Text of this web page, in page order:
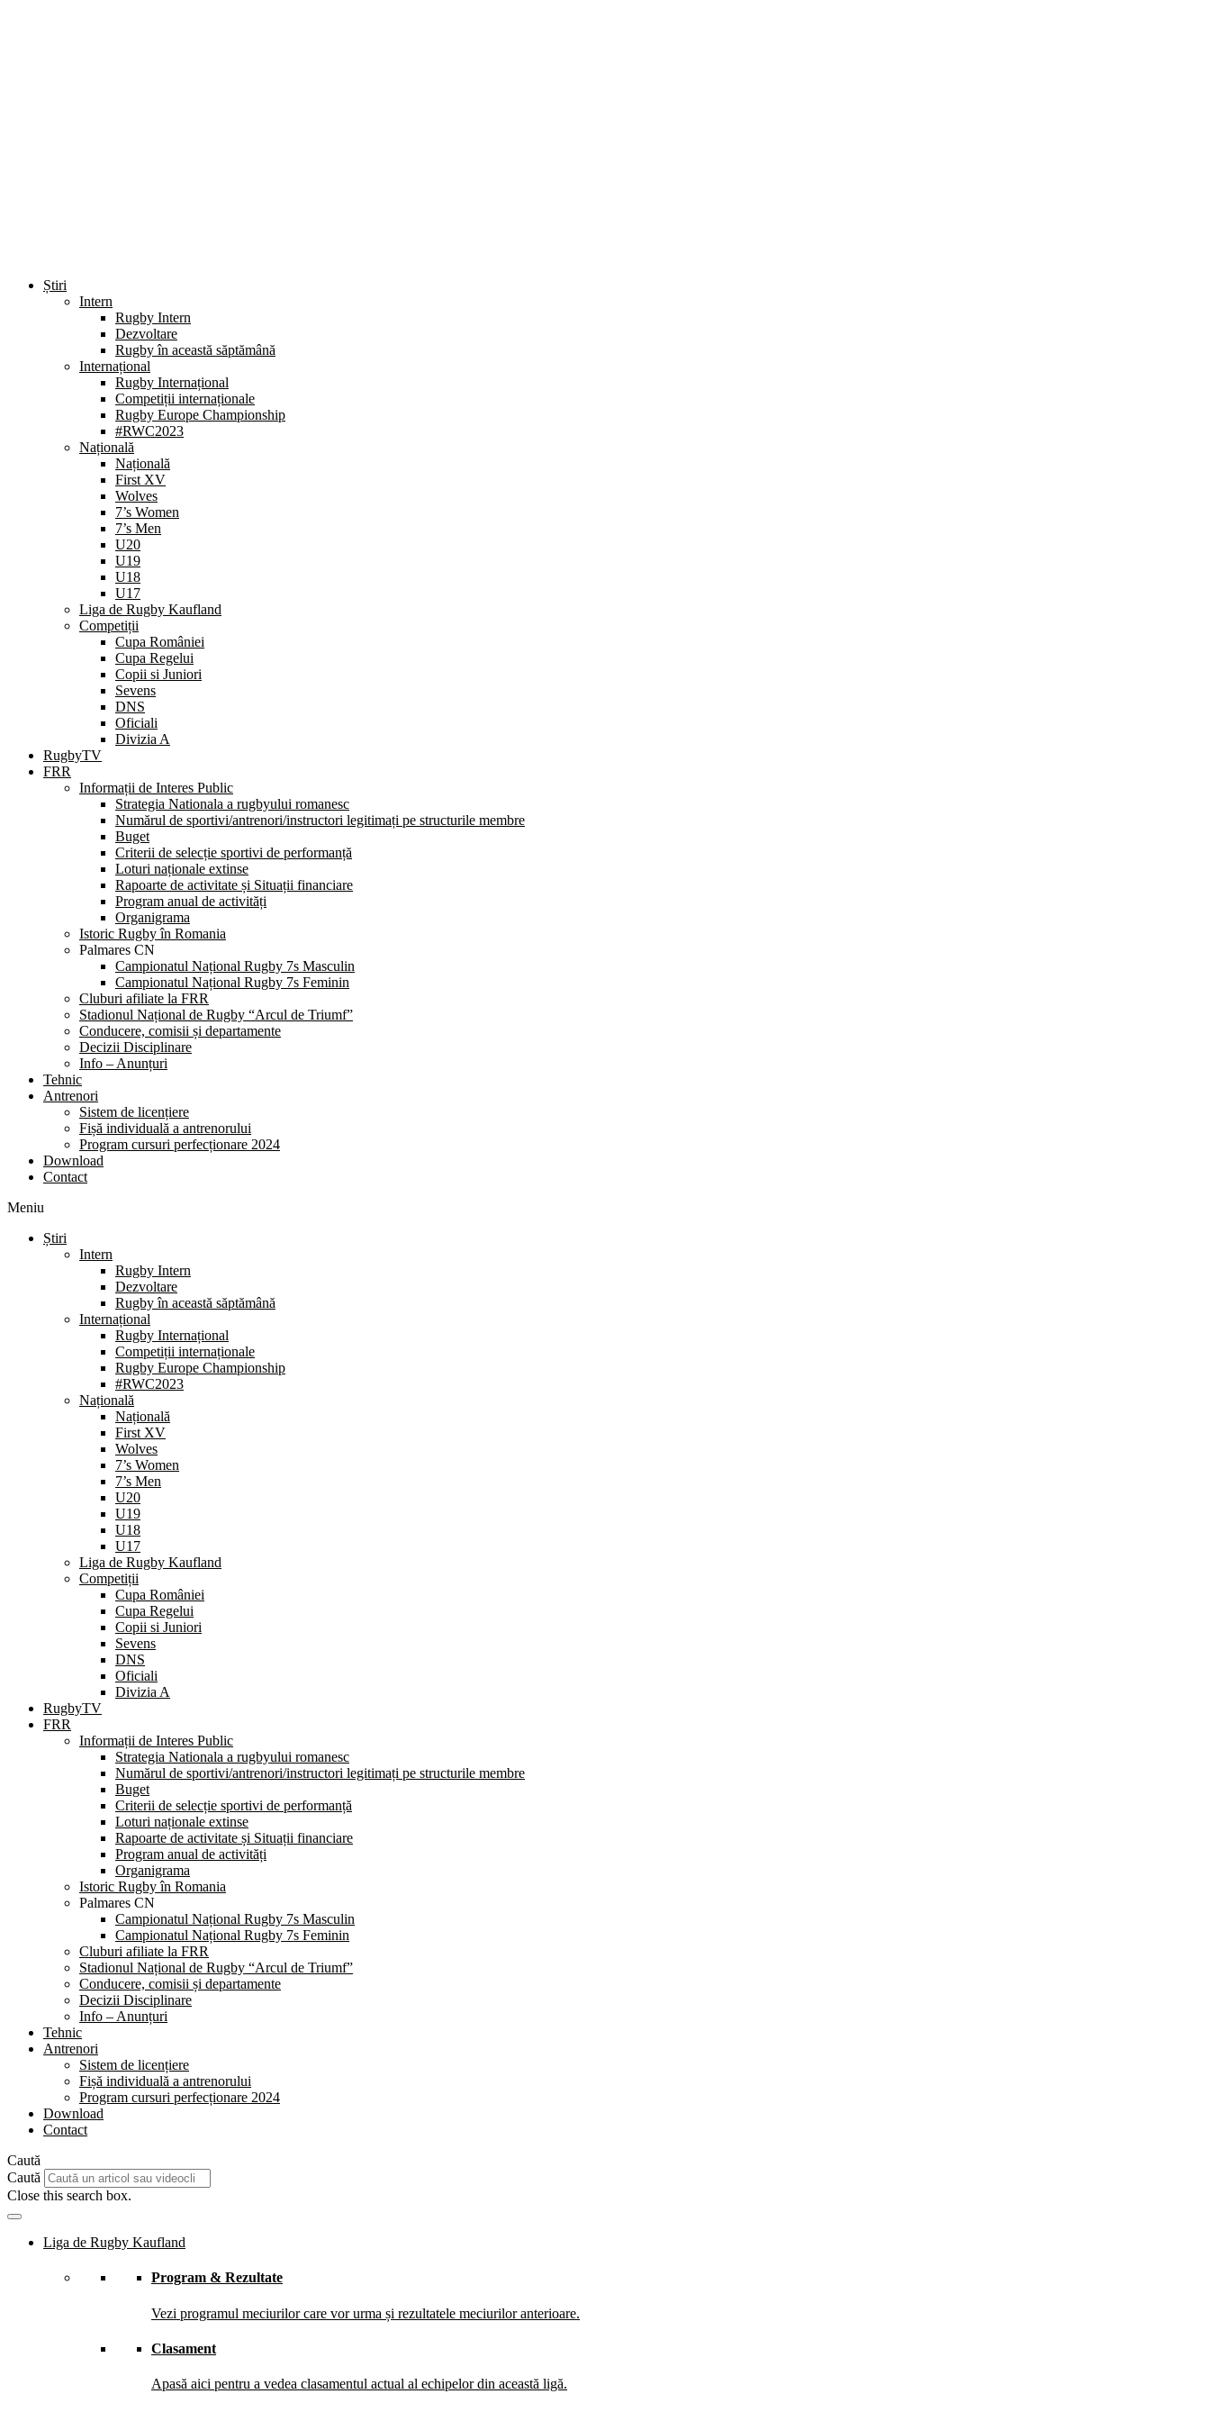
Știri
Intern
Rugby Intern
Dezvoltare
Rugby în această săptămână
Internațional
Rugby Internațional
Competiții internaționale
Rugby Europe Championship
#RWC2023
Națională
Națională
First XV
Wolves
7’s Women
7’s Men
U20
U19
U18
U17
Liga de Rugby Kaufland
Competiții
Cupa României
Cupa Regelui
Copii si Juniori
Sevens
DNS
Oficiali
Divizia A
RugbyTV
FRR
Informații de Interes Public
Strategia Nationala a rugbyului romanesc
Numărul de sportivi/antrenori/instructori legitimați pe structurile membre
Buget
Criterii de selecție sportivi de performanță
Loturi naționale extinse
Rapoarte de activitate și Situații financiare
Program anual de activități
Organigrama
Istoric Rugby în Romania
Palmares CN
Campionatul Național Rugby 7s Masculin
Campionatul Național Rugby 7s Feminin
Cluburi afiliate la FRR
Stadionul Național de Rugby “Arcul de Triumf”
Conducere, comisii și departamente
Decizii Disciplinare
Info – Anunțuri
Tehnic
Antrenori
Sistem de licențiere
Fișă individuală a antrenorului
Program cursuri perfecționare 2024
Download
Contact
Meniu
Știri
Intern
Rugby Intern
Dezvoltare
Rugby în această săptămână
Internațional
Rugby Internațional
Competiții internaționale
Rugby Europe Championship
#RWC2023
Națională
Națională
First XV
Wolves
7’s Women
7’s Men
U20
U19
U18
U17
Liga de Rugby Kaufland
Competiții
Cupa României
Cupa Regelui
Copii si Juniori
Sevens
DNS
Oficiali
Divizia A
RugbyTV
FRR
Informații de Interes Public
Strategia Nationala a rugbyului romanesc
Numărul de sportivi/antrenori/instructori legitimați pe structurile membre
Buget
Criterii de selecție sportivi de performanță
Loturi naționale extinse
Rapoarte de activitate și Situații financiare
Program anual de activități
Organigrama
Istoric Rugby în Romania
Palmares CN
Campionatul Național Rugby 7s Masculin
Campionatul Național Rugby 7s Feminin
Cluburi afiliate la FRR
Stadionul Național de Rugby “Arcul de Triumf”
Conducere, comisii și departamente
Decizii Disciplinare
Info – Anunțuri
Tehnic
Antrenori
Sistem de licențiere
Fișă individuală a antrenorului
Program cursuri perfecționare 2024
Download
Contact
Caută
Caută
Close this search box.
Liga de Rugby Kaufland
Program & Rezultate
Vezi programul meciurilor care vor urma și rezultatele meciurilor anterioare.
Clasament
Apasă aici pentru a vedea clasamentul actual al echipelor din această ligă.